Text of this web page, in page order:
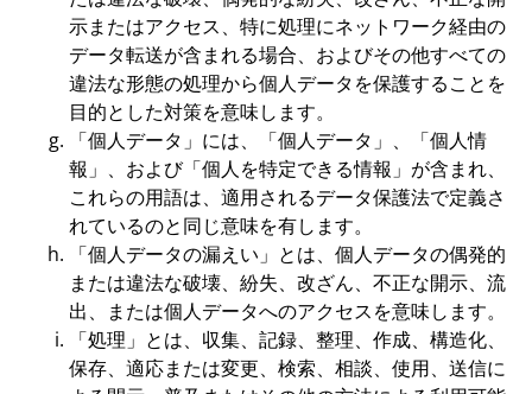
示またはアクセス、特に処理にネットワーク経由の
データ転送が含まれる場合、およびその他すべての
違法な形態の処理から個人データを保護することを
目的とした対策を意味します。
「個人データ」には、「個人データ」、「個人情
報」、および「個人を特定できる情報」が含まれ、
これらの用語は、適用されるデータ保護法で定義さ
れているのと同じ意味を有します。
「個人データの漏えい」とは、個人データの偶発的
または違法な破壊、紛失、改ざん、不正な開示、流
出、または個人データへのアクセスを意味します。
「処理」とは、収集、記録、整理、作成、構造化、
保存、適応または変更、検索、相談、使用、送信に